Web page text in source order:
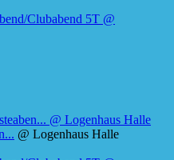
@ Logenhaus Halle
@ Logenhaus Halle